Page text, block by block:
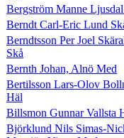
Bergström Manne
Berndt Carl-Eric Lund
Berndtsson Per Joel
Skå
Bernth Johan, Alnö Med
Bertilsson Lars-Olov
Häl
Billsmon Gunnar Vallsta
Björklund Nils Simas-